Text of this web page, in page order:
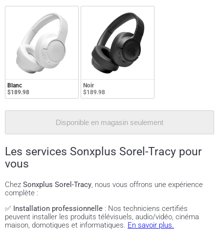
Blanc
$189.98
Noir
$189.98
Disponible en magasin seulement
Les services Sonxplus Sorel-Tracy pour
vous
Chez Sonxplus Sorel-Tracy, nous vous offrons une expérience
complète :
✅ Installation professionnelle : Nos techniciens certifiés
peuvent installer les produits télévisuels, audio/vidéo, cinéma
maison, domotiques et informatiques. En savoir plus.